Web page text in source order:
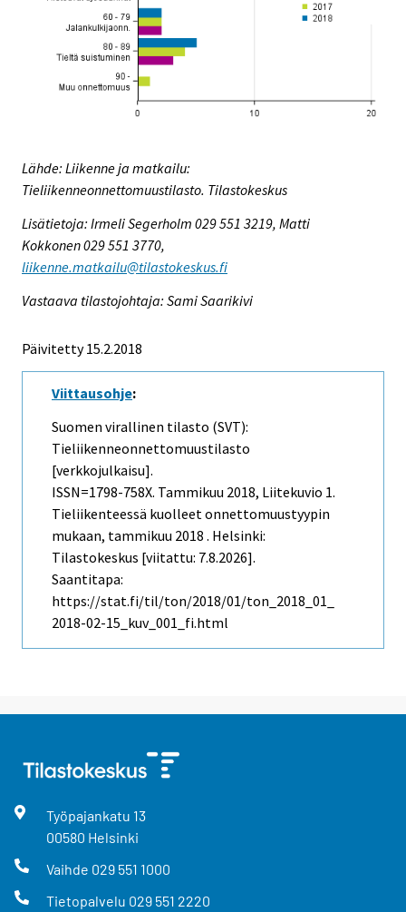
Lähde: Liikenne ja matkailu:
Tieliikenneonnettomuustilasto. Tilastokeskus
Lisätietoja: Irmeli Segerholm 029 551 3219, Matti
Kokkonen 029 551 3770,
liikenne.matkailu@tilastokeskus.fi
Vastaava tilastojohtaja: Sami Saarikivi
Päivitetty 15.2.2018
Viittausohje:
Suomen virallinen tilasto (SVT):
Tieliikenneonnettomuustilasto
[verkkojulkaisu].
ISSN=1798-758X. Tammikuu 2018, Liitekuvio 1.
Tieliikenteessä kuolleet onnettomuustyypin
mukaan, tammikuu 2018 . Helsinki:
Tilastokeskus [viitattu: 7.8.2026].
Saantitapa:
https://stat.fi/til/ton/2018/01/ton_2018_01_
2018-02-15_kuv_001_fi.html
Työpajankatu 13
00580 Helsinki
Vaihde 029 551 1000
Tietopalvelu 029 551 2220